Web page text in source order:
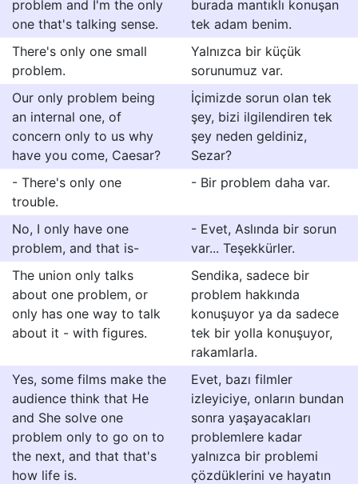
problem and I'm the only
one that's talking sense.
burada mantıklı konuşan
tek adam benim.
There's only one small
problem.
Yalnızca bir küçük
sorunumuz var.
Our only problem being
an internal one, of
concern only to us why
have you come, Caesar?
İçimizde sorun olan tek
şey, bizi ilgilendiren tek
şey neden geldiniz,
Sezar?
- There's only one
trouble.
- Bir problem daha var.
No, I only have one
problem, and that is-
- Evet, Aslında bir sorun
var... Teşekkürler.
The union only talks
about one problem, or
only has one way to talk
about it - with figures.
Sendika, sadece bir
problem hakkında
konuşuyor ya da sadece
tek bir yolla konuşuyor,
rakamlarla.
Yes, some films make the
audience think that He
and She solve one
problem only to go on to
the next, and that that's
how life is.
Evet, bazı filmler
izleyiciye, onların bundan
sonra yaşayacakları
problemlere kadar
yalnızca bir problemi
çözdüklerini ve hayatın